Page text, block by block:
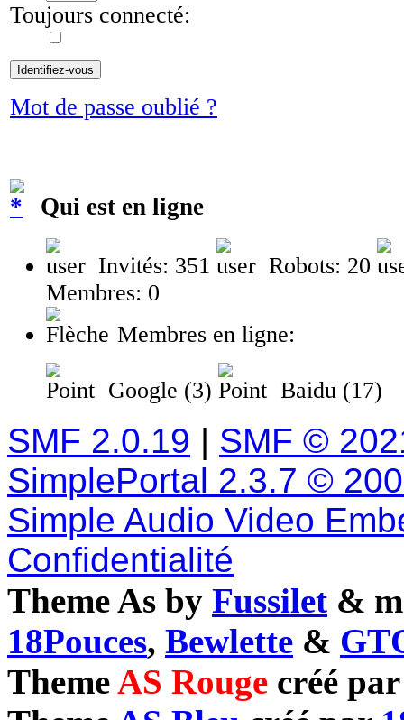
Toujours connecté:
Mot de passe oublié ?
Qui est en ligne
Invités: 351
Robots: 20
Membres: 0
Membres en ligne:
Google (3) Baidu (17)
SMF 2.0.19 | SMF ©
SimplePortal 2.3.7 ©
Simple Audio Video
Confidentialité
Theme As by Fussilet &
18Pouces, Bewlette &
ThemeAS Rouge créé